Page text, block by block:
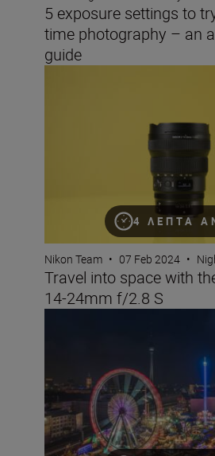
5 exposure settings to
time photography – an
guide
4 ΛΕΠΤΆ
Nikon Team • 07 Feb 2024 •
Travel into space with
14-24mm f/2.8 S